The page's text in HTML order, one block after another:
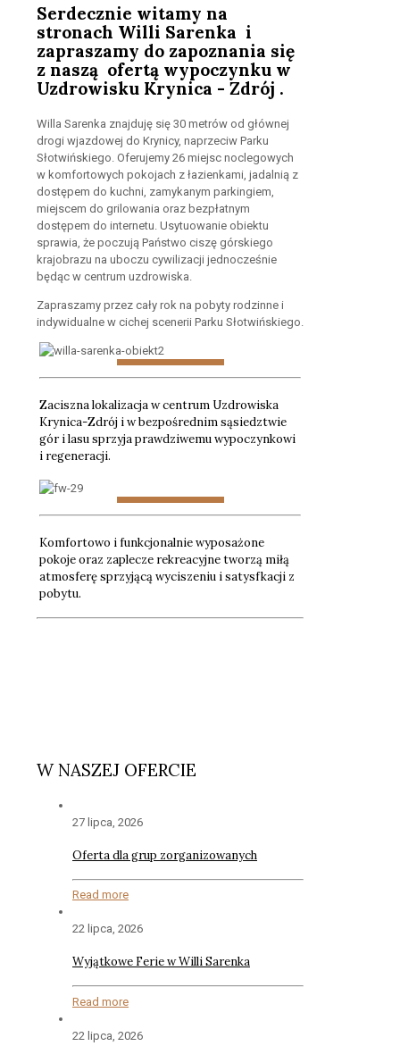
Serdecznie witamy na
stronach Willi Sarenka i
zapraszamy do zapoznania się
z naszą ofertą wypoczynku w
Uzdrowisku Krynica - Zdrój .
Willa Sarenka znajduję się 30 metrów od głównej
drogi wjazdowej do Krynicy, naprzeciw Parku
Słotwińskiego. Oferujemy 26 miejsc noclegowych
w komfortowych pokojach z łazienkami, jadalnią z
dostępem do kuchni, zamykanym parkingiem,
miejscem do grilowania oraz bezpłatnym
dostępem do internetu. Usytuowanie obiektu
sprawia, że poczują Państwo ciszę górskiego
krajobrazu na uboczu cywilizacji jednocześnie
będąc w centrum uzdrowiska.
Zapraszamy przez cały rok na pobyty rodzinne i
indywidualne w cichej scenerii Parku Słotwińskiego.
Zaciszna lokalizacja w centrum Uzdrowiska
Krynica-Zdrój i w bezpośrednim sąsiedztwie
gór i lasu sprzyja prawdziwemu wypoczynkowi
i regeneracji.
Komfortowo i funkcjonalnie wyposażone
pokoje oraz zaplecze rekreacyjne tworzą miłą
atmosferę sprzyjącą wyciszeniu i satysfkacji z
pobytu.
W NASZEJ OFERCIE
27 lipca, 2026
Oferta dla grup zorganizowanych
Read more
22 lipca, 2026
Wyjątkowe Ferie w Willi Sarenka
Read more
22 lipca, 2026